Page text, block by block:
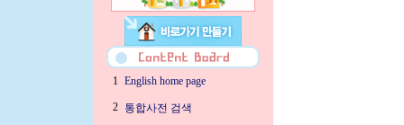
1 English home page
2
통합사전 검색